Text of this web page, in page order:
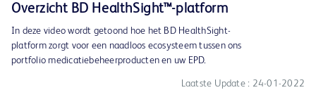
Video
Overzicht BD HealthSight™-platform
In deze video wordt getoond hoe het BD HealthSight-
platform zorgt voor een naadloos ecosysteem tussen ons
portfolio medicatiebeheerproducten en uw EPD.
Laatste Update : 24-01-2022